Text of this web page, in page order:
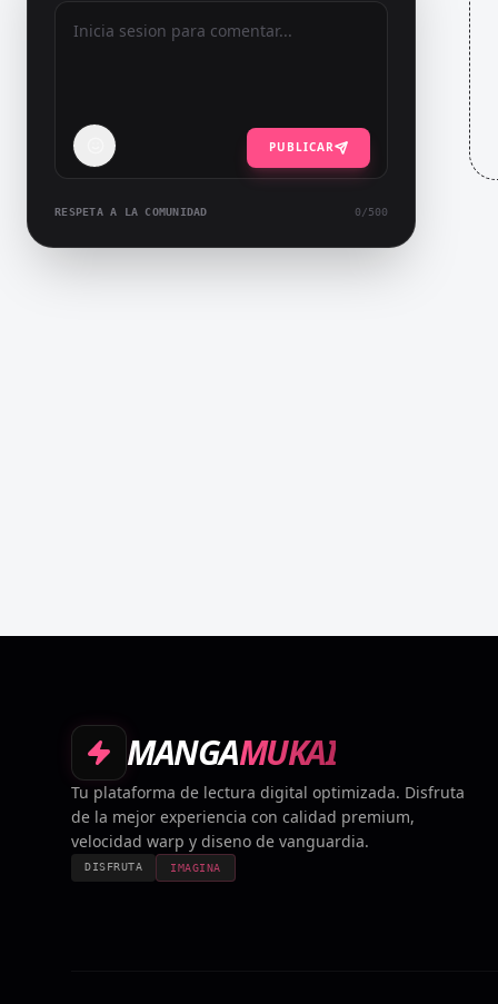
PUBLICAR
RESPETA A LA COMUNIDAD 0 /500
MANGAMUKAI
Tu plataforma de lectura digital optimizada. Disfruta
de la mejor experiencia con calidad premium,
velocidad warp y diseno de vanguardia.
DISFRUTA IMAGINA